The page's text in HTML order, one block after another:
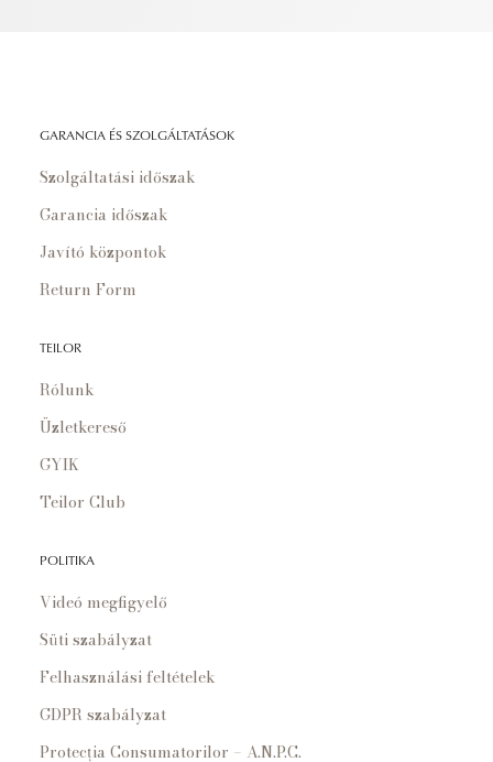
GARANCIA ÉS SZOLGÁLTATÁSOK
Szolgáltatási időszak
Garancia időszak
Javító központok
Return Form
TEILOR
Rólunk
Üzletkereső
GYIK
Teilor Club
POLITIKA
Videó megfigyelő
Süti szabályzat
Felhasználási feltételek
GDPR szabályzat
Protecția Consumatorilor – A.N.P.C.